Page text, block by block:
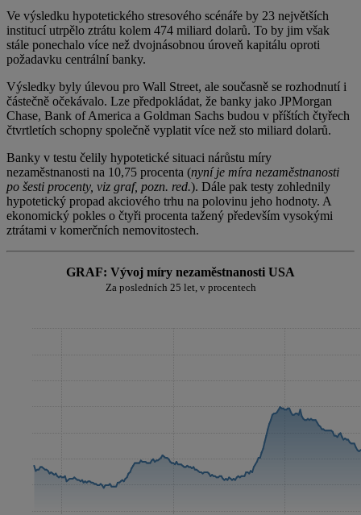
Ve výsledku hypotetického stresového scénáře by 23 největších
institucí utrpělo ztrátu kolem 474 miliard dolarů. To by jim však
stále ponechalo více než dvojnásobnou úroveň kapitálu oproti
požadavku centrální banky.
Výsledky byly úlevou pro Wall Street, ale současně se rozhodnutí i
částečně očekávalo. Lze předpokládat, že banky jako JPMorgan
Chase, Bank of America a Goldman Sachs budou v příštích čtyřech
čtvrtletích schopny společně vyplatit více než sto miliard dolarů.
Banky v testu čelily hypotetické situaci nárůstu míry
nezaměstnanosti na 10,75 procenta (nyní je míra nezaměstnanosti
po šesti procenty, viz graf, pozn. red.). Dále pak testy zohlednily
hypotetický propad akciového trhu na polovinu jeho hodnoty. A
ekonomický pokles o čtyři procenta tažený především vysokými
ztrátami v komerčních nemovitostech.
GRAF: Vývoj míry nezaměstnanosti USA
Za posledních 25 let, v procentech